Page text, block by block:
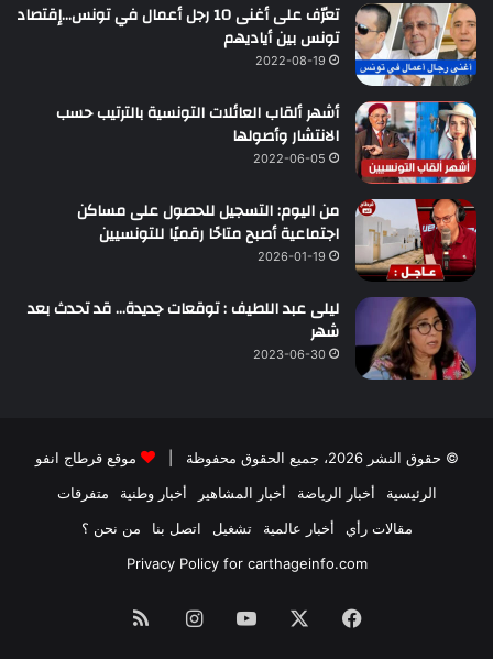
تعرّف على أغنى 10 رجل أعمال في تونس…إقتصاد
تونس بين أياديهم
2022-08-19
أشهر ألقاب العائلات التونسية بالترتيب حسب
الانتشار وأصولها
2022-06-05
من اليوم: التسجيل للحصول على مساكن
اجتماعية أصبح متاحًا رقميًا للتونسيين
2026-01-19
ليلى عبد اللطيف : توقعات جديدة… قد تحدث بعد
شهر
2023-06-30
© حقوق النشر 2026، جميع الحقوق محفوظة |
موقع قرطاج انفو
الرئيسية
أخبار الرياضة أخبار المشاهير أخبار وطنية
متفرقات
مقالات رأي
أخبار عالمية تشغيل اتصل بنا
من نحن ؟
Privacy Policy for carthageinfo.com
فيسبوك ‫YouTubeانستقرام